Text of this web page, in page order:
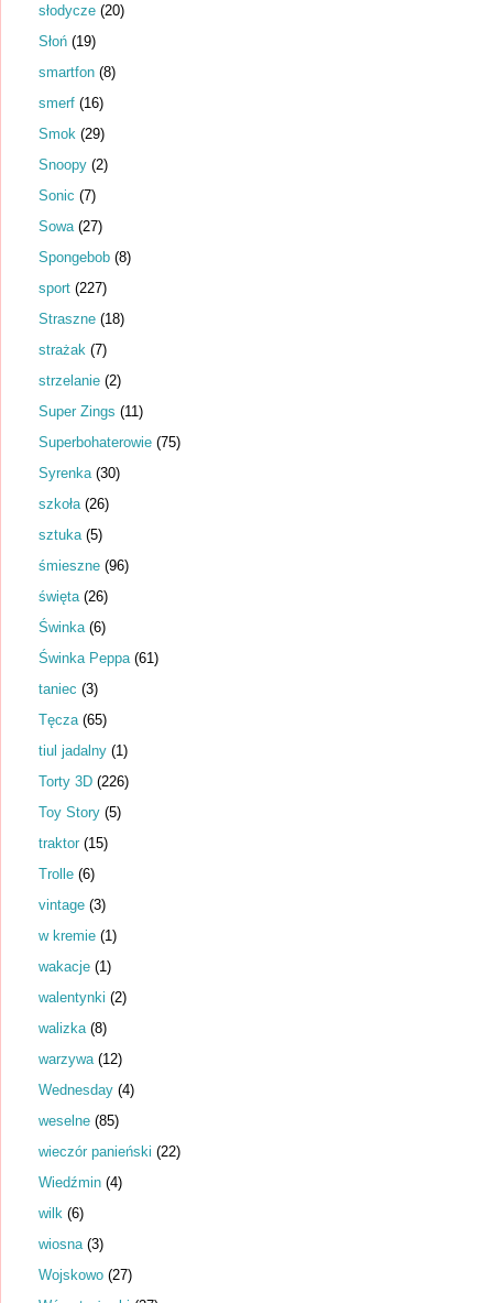
słodycze (20)
Słoń (19)
smartfon (8)
smerf (16)
Smok (29)
Snoopy (2)
Sonic (7)
Sowa (27)
Spongebob (8)
sport (227)
Straszne (18)
strażak (7)
strzelanie (2)
Super Zings (11)
Superbohaterowie (75)
Syrenka (30)
szkoła (26)
sztuka (5)
śmieszne (96)
święta (26)
Świnka (6)
Świnka Peppa (61)
taniec (3)
Tęcza (65)
tiul jadalny (1)
Torty 3D (226)
Toy Story (5)
traktor (15)
Trolle (6)
vintage (3)
w kremie (1)
wakacje (1)
walentynki (2)
walizka (8)
warzywa (12)
Wednesday (4)
weselne (85)
wieczór panieński (22)
Wiedźmin (4)
wilk (6)
wiosna (3)
Wojskowo (27)